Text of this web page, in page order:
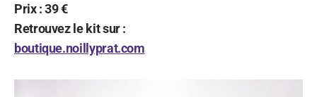
Prix : 39 €
Retrouvez le kit sur :
boutique.noillyprat.com